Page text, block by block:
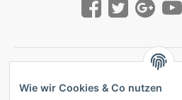
Wie wir Cookies & Co nutzen